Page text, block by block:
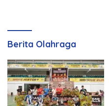
Berita Olahraga